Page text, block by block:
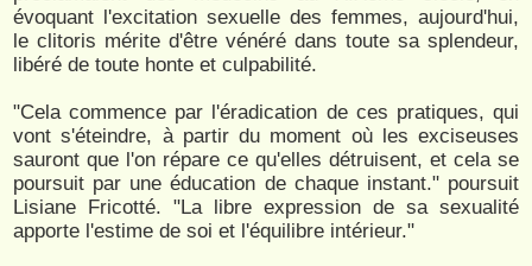
évoquant l'excitation sexuelle des femmes, aujourd'hui,
le clitoris mérite d'être vénéré dans toute sa splendeur,
libéré de toute honte et culpabilité.
"Cela commence par l'éradication de ces pratiques, qui
vont s'éteindre, à partir du moment où les exciseuses
sauront que l'on répare ce qu'elles détruisent, et cela se
poursuit par une éducation de chaque instant." poursuit
Lisiane Fricotté. "La libre expression de sa sexualité
apporte l'estime de soi et l'équilibre intérieur."